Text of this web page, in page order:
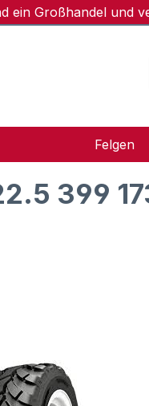
ein Großhandel und
Felgen
399